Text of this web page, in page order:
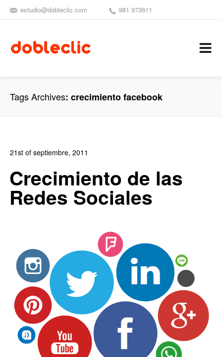
estudio@dobleclic.com 981 973611
Tags Archives crecimiento facebook
21st of septiembre, 2011
Publicidad
0
0
Crecimiento de las
Redes Sociales